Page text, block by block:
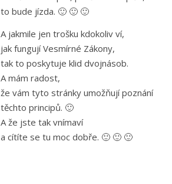
to bude jízda. 🙂 🙂 🙂
A jakmile jen trošku kdokoliv ví,
jak fungují Vesmírné Zákony,
tak to poskytuje klid dvojnásob.
A mám radost,
že vám tyto stránky umožňují poznání
těchto principů. 🙂
A že jste tak vnímaví
a cítíte se tu moc dobře. 🙂 🙂 🙂